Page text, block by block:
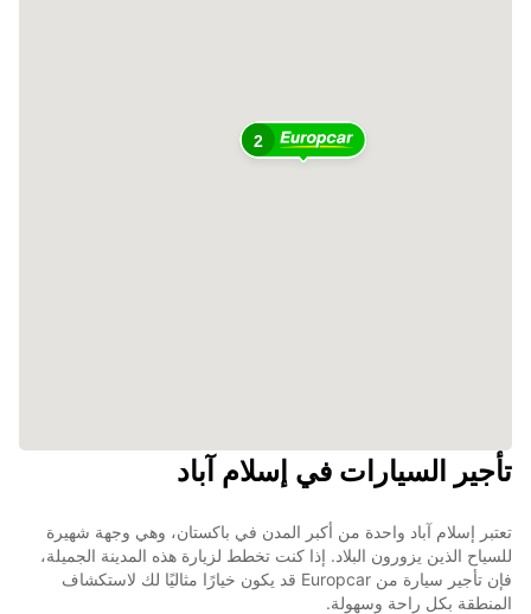
2
تأجير السيارات في إسلام آباد
تعتبر إسلام آباد واحدة من أكبر المدن في باكستان، وهي وجهة شهيرة
للسياح الذين يزورون البلاد. إذا كنت تخطط لزيارة هذه المدينة الجميلة،
فإن تأجير سيارة من Europcar قد يكون خيارًا مثاليًا لك لاستكشاف
المنطقة بكل راحة وسهولة.